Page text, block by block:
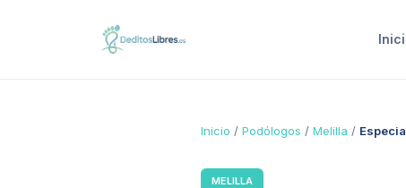
Inicio / Podólogos / Melilla /
MELILLA